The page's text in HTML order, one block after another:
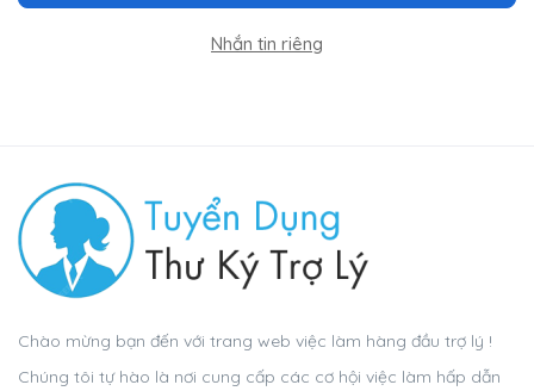
Nhắn tin riêng
Chào mừng bạn đến với trang web việc làm hàng đầu trợ lý !
Chúng tôi tự hào là nơi cung cấp các cơ hội việc làm hấp dẫn